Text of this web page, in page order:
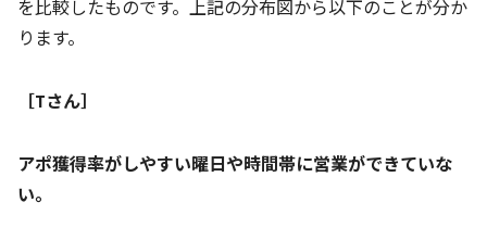
を比較したものです。上記の分布図から以下のことが分か
ります。
［Tさん］
アポ獲得率がしやすい曜日や時間帯に営業ができていな
い。